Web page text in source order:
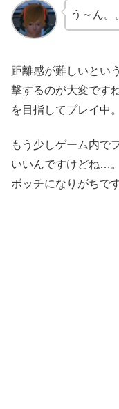
う～ん。
距離感が難しいとい
撃するのが大変です
を目指してプレイ中
もう少しゲーム内で
いいんですけどね…
ボッチになりがちで